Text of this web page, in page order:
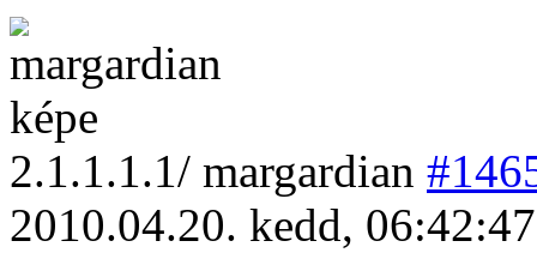
2.1.1.1.1/ margardian
2010.04.20. kedd, 06:42:47